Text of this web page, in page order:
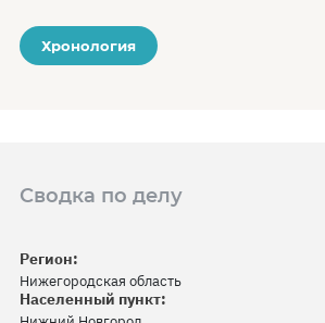
Хронология
Сводка по делу
Регион:
Нижегородская область
Населенный пункт: